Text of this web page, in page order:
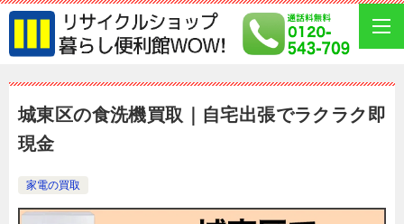
城東区の食洗機買取｜自宅出張でラクラク即
現金
家電の買取